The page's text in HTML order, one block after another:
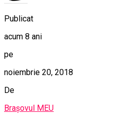
Publicat
acum 8 ani
pe
noiembrie 20, 2018
De
Brașovul MEU